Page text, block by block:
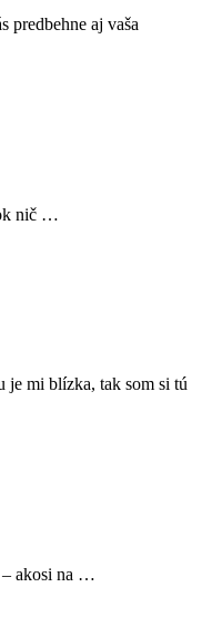
predbehne aj vaša
nič …
je mi blízka, tak som si tú
– akosi na …